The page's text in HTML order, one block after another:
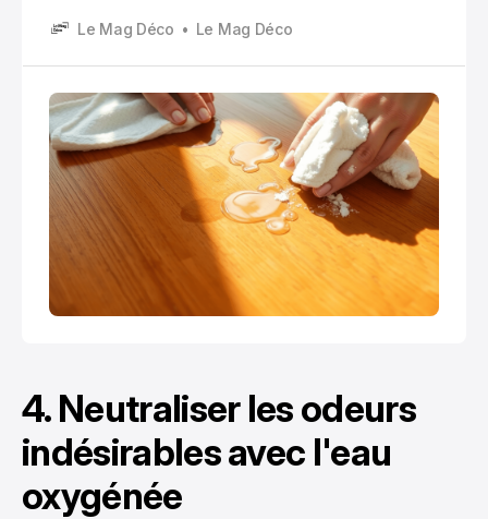
d’un verre posé sans dessous de verre, d’un vase
Le Mag Déco Le Mag Déco
4. Neutraliser les odeurs
indésirables avec l'eau
oxygénée